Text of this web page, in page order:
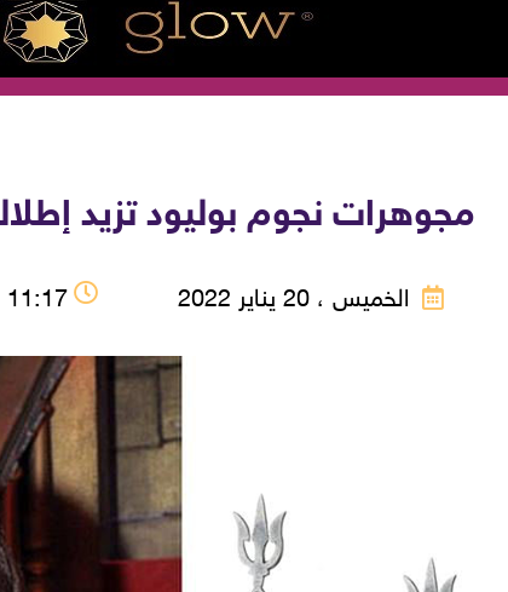
مجوهرات نجوم بوليود تزيد
الخميس ، 20 يناير 2022 11:17 م